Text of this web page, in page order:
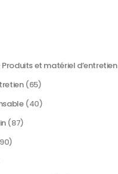
et matériel d’entretien
(65)
(40)
(87)